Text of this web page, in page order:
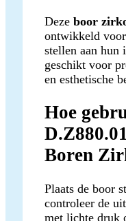
Deze boor
ontwikkeld voor
stellen aan hun
geschikt voor
en esthetische
Hoe
Boren
Plaats de boor
controleer de
met lichte druk